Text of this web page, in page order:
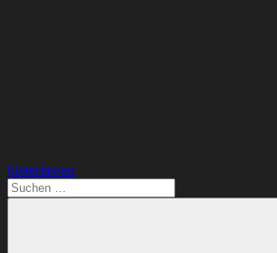
hinterlassen
Suchen
nach: